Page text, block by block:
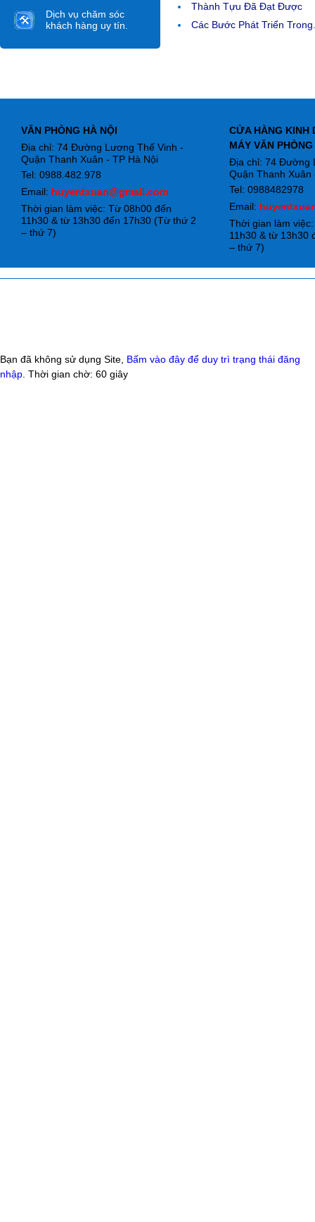
Dịch vụ chăm sóc
khách hàng uy tín.
Thành Tựu Đã Đạt Được
Các Bước Phát Triển
VĂN PHÒNG HÀ NỘI
Địa chỉ: 74 Đường Lương Thế Vinh -
Quận Thanh Xuân - TP Hà Nội
Tel: 0988.482.978
Email: huyentxuan@gmail.com
Thời gian làm việc: Từ 08h00 đến
11h30 & từ 13h30 đến 17h30 (Từ thứ 2
– thứ 7)
CỬA HÀNG KINH
MÁY VĂN PHÒNG
Địa chỉ: 74 Đường
Quận Thanh Xuân
Tel: 0988482978
Email:
Thời gian làm
11h30 & từ 13h30
– thứ 7)
Bạn đã không sử dụng Site, Bấm vào đây để duy trì trạng thái đăng
nhập . Thời gian chờ: 60 giây